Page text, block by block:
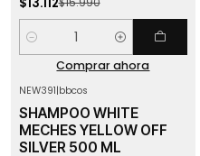
$13.112$15.990
Cantidad
Comprar ahora
NEW391|bbcos
SHAMPOO WHITE
MECHES YELLOW OFF
SILVER 500 ML